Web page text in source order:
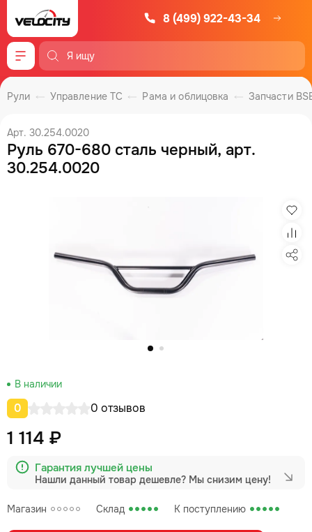
8 (499) 922-43-34
Меню
Запчасти
Рама и облицовка
Управление ТС
Рули
Арт. 30.254.0020
Руль 670-680 сталь черный, арт.
30.254.0020
0 0 отзывов
Магазин Склад К поступлению
В наличии
1 114 ₽
Гарантия лучшей цены
Нашли данный товар дешевле? Мы снизим цену!